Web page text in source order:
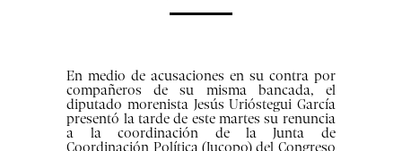
En medio de acusaciones en su contra por
compañeros de su misma bancada, el
diputado morenista Jesús Urióstegui García
presentó la tarde de este martes su renuncia
a la coordinación de la Junta de